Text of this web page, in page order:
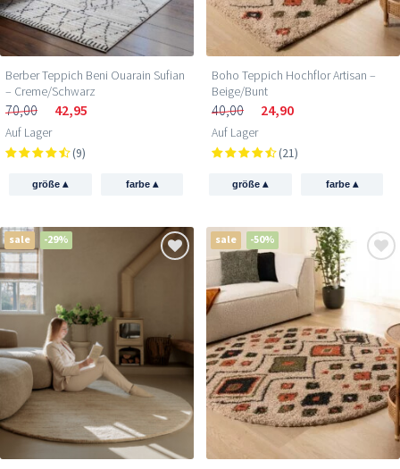
Berber Teppich Beni Ouarain Sufian
– Creme/Schwarz
70,00 42,95
Auf Lager
(9)
größe▴ farbe ▴
Boho Teppich Hochflor Artisan –
Beige/Bunt
40,00 24,90
Auf Lager
(21)
größe▴ farbe ▴
sale -29% sale -50%